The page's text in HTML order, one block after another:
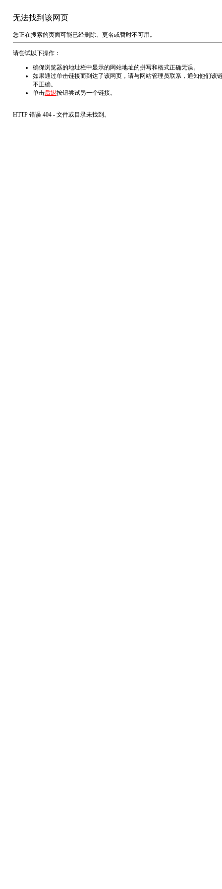
无法找到该网页
您正在搜索的页面可能已经删除、更名或暂时不可用。
请尝试以下操作：
确保浏览器的地址栏中显示的网站地址的拼写和格式正确无误。
如果通过单击链接而到达了该网页，请与网站管理员联系，通知他们该
不正确。
单击后退按钮尝试另一个链接。
HTTP 错误 404 - 文件或目录未找到。